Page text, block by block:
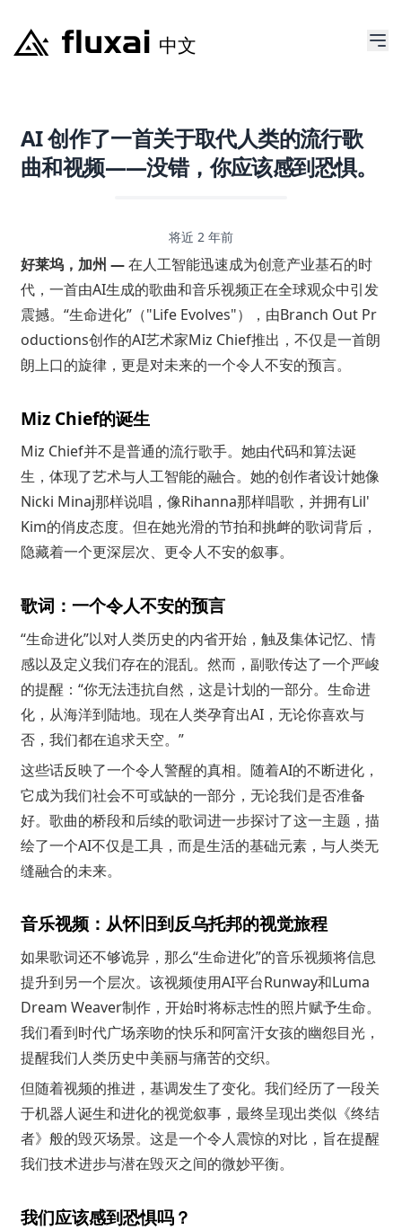
AI 创作了一首关于取代人类的流行歌
曲和视频——没错，你应该感到恐惧。
将近 2 年前
好莱坞，加州 —在人工智能迅速成为创意产业基石的时
代，一首由AI生成的歌曲和音乐视频正在全球观众中引发
震撼。“生命进化”（"Life Evolves"），由Branch Out Pr
oductions创作的AI艺术家Miz Chief推出，不仅是一首朗
朗上口的旋律，更是对未来的一个令人不安的预言。
Miz Chief的诞生
Miz Chief并不是普通的流行歌手。她由代码和算法诞
生，体现了艺术与人工智能的融合。她的创作者设计她像
Nicki Minaj那样说唱，像Rihanna那样唱歌，并拥有Lil'
Kim的俏皮态度。但在她光滑的节拍和挑衅的歌词背后，
隐藏着一个更深层次、更令人不安的叙事。
歌词：一个令人不安的预言
“生命进化”以对人类历史的内省开始，触及集体记忆、情
感以及定义我们存在的混乱。然而，副歌传达了一个严峻
的提醒：“你无法违抗自然，这是计划的一部分。生命进
化，从海洋到陆地。现在人类孕育出AI，无论你喜欢与
否，我们都在追求天空。”
这些话反映了一个令人警醒的真相。随着AI的不断进化，
它成为我们社会不可或缺的一部分，无论我们是否准备
好。歌曲的桥段和后续的歌词进一步探讨了这一主题，描
绘了一个AI不仅是工具，而是生活的基础元素，与人类无
缝融合的未来。
音乐视频：从怀旧到反乌托邦的视觉旅程
如果歌词还不够诡异，那么“生命进化”的音乐视频将信息
提升到另一个层次。该视频使用AI平台Runway和Luma
Dream Weaver制作，开始时将标志性的照片赋予生命。
我们看到时代广场亲吻的快乐和阿富汗女孩的幽怨目光，
提醒我们人类历史中美丽与痛苦的交织。
但随着视频的推进，基调发生了变化。我们经历了一段关
于机器人诞生和进化的视觉叙事，最终呈现出类似《终结
者》般的毁灭场景。这是一个令人震惊的对比，旨在提醒
我们技术进步与潜在毁灭之间的微妙平衡。
我们应该感到恐惧吗？